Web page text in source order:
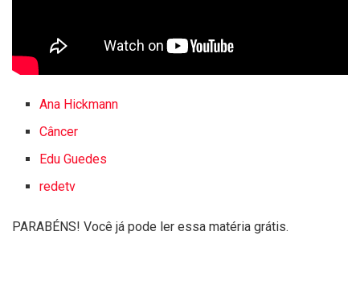
Ana Hickmann
Câncer
Edu Guedes
redetv
PARABÉNS! Você já pode ler essa matéria grátis.